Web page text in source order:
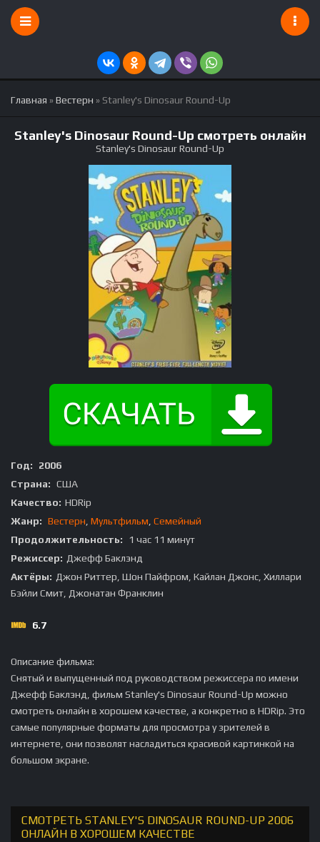
Главная »Вестерн » Stanley's Dinosaur Round-Up
Stanley's Dinosaur Round-Up смотреть онлайн
Stanley's Dinosaur Round-Up
Год:
2006
Страна: США
Качество: HDRip
Жанр: Вестерн, Мультфильм, Семейный
Продолжительность:
1 час 11 минут
Режиссер: Джефф Баклэнд
Актёры: Джон Риттер, Шон Пайфром, Кайлан Джонс, Хиллари
Бэйли Смит, Джонатан Франклин
6.7
Описание фильма:
Снятый и выпущенный под руководством режиссера по имени
Джефф Баклэнд, фильм Stanley's Dinosaur Round-Up можно
смотреть онлайн в хорошем качестве, а конкретно в HDRip. Это
самые популярные форматы для просмотра у зрителей в
интернете, они позволят насладиться красивой картинкой на
большом экране.
СМОТРЕТЬ STANLEY'S DINOSAUR ROUND-UP 2006
ОНЛАЙН В ХОРОШЕМ КАЧЕСТВЕ